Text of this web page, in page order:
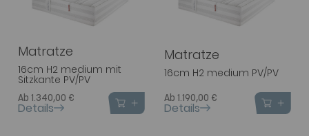
Matratze
16cm H2 medium mit
Sitzkante PV/PV
Ab 1.340,00 €
Details
Matratze
16cm H2 medium PV/PV
Ab 1.190,00 €
Details